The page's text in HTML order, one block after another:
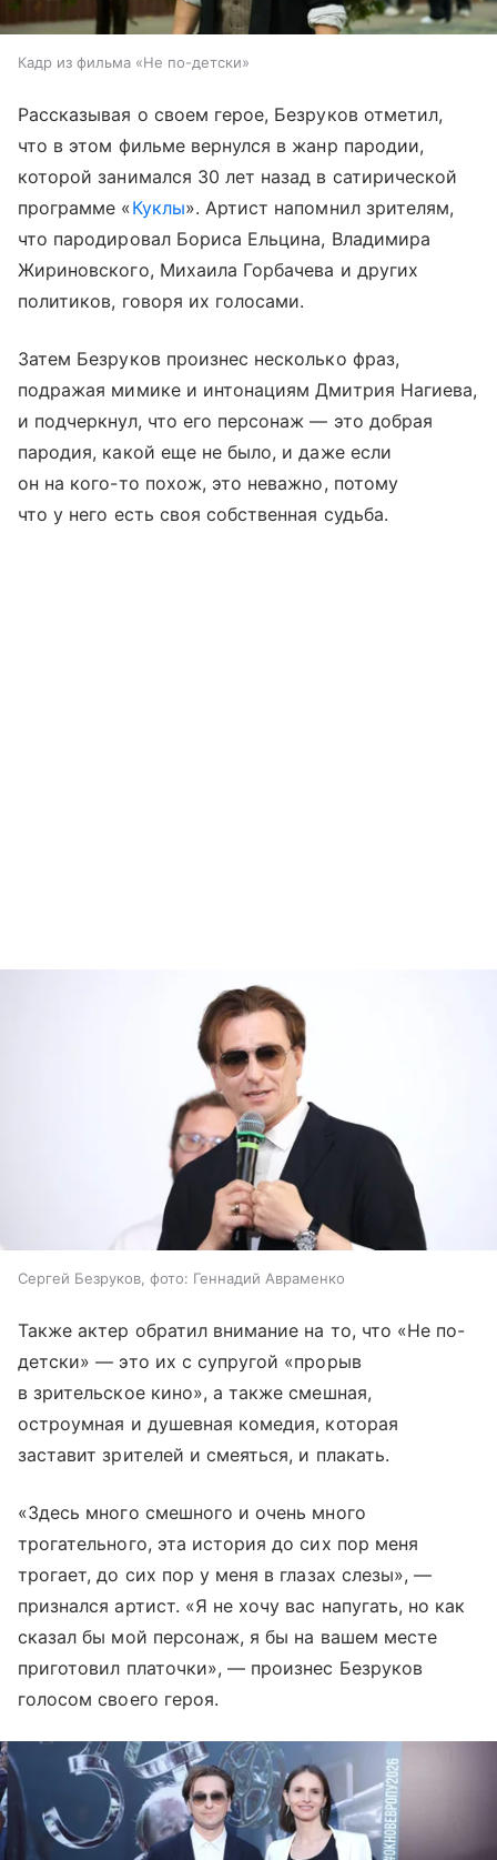
Кадр из фильма «Не по-детски»
Рассказывая о своем герое, Безруков отметил,
что в этом фильме вернулся в жанр пародии,
которой занимался 30 лет назад в сатирической
программе «Куклы». Артист напомнил зрителям,
что пародировал Бориса Ельцина, Владимира
Жириновского, Михаила Горбачева и других
политиков, говоря их голосами.
Затем Безруков произнес несколько фраз,
подражая мимике и интонациям Дмитрия Нагиева,
и подчеркнул, что его персонаж — это добрая
пародия, какой еще не было, и даже если
он на кого-то похож, это неважно, потому
что у него есть своя собственная судьба.
Сергей Безруков, фото: Геннадий Авраменко
Также актер обратил внимание на то, что «Не по-
детски» — это их с супругой «прорыв
в зрительское кино», а также смешная,
остроумная и душевная комедия, которая
заставит зрителей и смеяться, и плакать.
«Здесь много смешного и очень много
трогательного, эта история до сих пор меня
трогает, до сих пор у меня в глазах слезы», —
признался артист. «Я не хочу вас напугать, но как
сказал бы мой персонаж, я бы на вашем месте
приготовил платочки», — произнес Безруков
голосом своего героя.